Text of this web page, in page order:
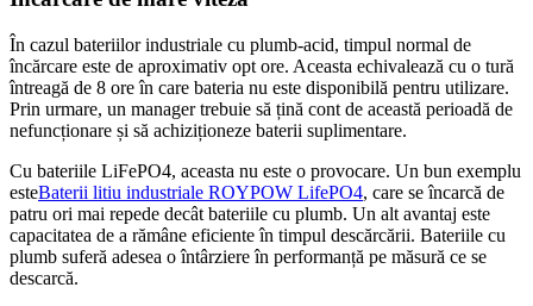
În cazul bateriilor industriale cu plumb-acid, timpul normal de
încărcare este de aproximativ opt ore. Aceasta echivalează cu o tură
întreagă de 8 ore în care bateria nu este disponibilă pentru utilizare.
Prin urmare, un manager trebuie să țină cont de această perioadă de
nefuncționare și să achiziționeze baterii suplimentare.
Cu bateriile LiFePO4, aceasta nu este o provocare. Un bun exemplu
esteBaterii litiu industriale ROYPOW LifePO4, care se încarcă de
patru ori mai repede decât bateriile cu plumb. Un alt avantaj este
capacitatea de a rămâne eficiente în timpul descărcării. Bateriile cu
plumb suferă adesea o întârziere în performanță pe măsură ce se
descarcă.